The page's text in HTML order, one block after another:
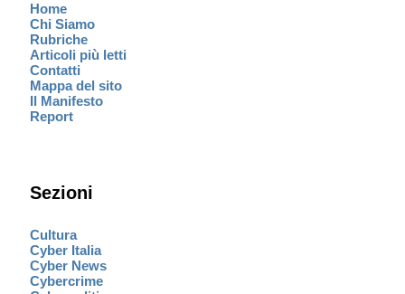
Home
Chi Siamo
Rubriche
Articoli più letti
Contatti
Mappa del sito
Il Manifesto
Report
Sezioni
Cultura
Cyber Italia
Cyber News
Cybercrime